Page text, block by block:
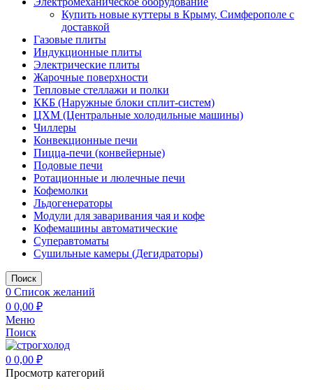
Купить новые куттеры в Крыму, Симферополе с
доставкой
Газовые плиты
Индукционные плиты
Электрические плиты
Жарочные поверхности
Тепловые стеллажи и полки
ККБ (Наружные блоки сплит-систем)
ЦХМ (Центральные холодильные машины)
Чиллеры
Конвекционные печи
Пицца-печи (конвейерные)
Подовые печи
Ротационные и люлечные печи
Кофемолки
Льдогенераторы
Модули для заваривания чая и кофе
Кофемашины автоматические
Суперавтоматы
Сушильные камеры (Дегидраторы)
Поиск
0 Список желаний
0 0,00 ₽
Меню
Поиск
0 0,00 ₽
Просмотр категорий